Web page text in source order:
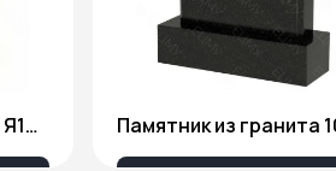
Памятник из гранита Я1806 Памятник из гранита